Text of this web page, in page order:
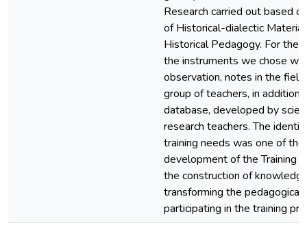
Research carried out based
of Historical-dialectic
Historical Pedagogy. For the
the instruments we chose
observation, notes in the
group of teachers, in addition
database, developed by
research teachers. The
training needs was one of
development of the Training
the construction of
transforming the pedagogical
participating in the training